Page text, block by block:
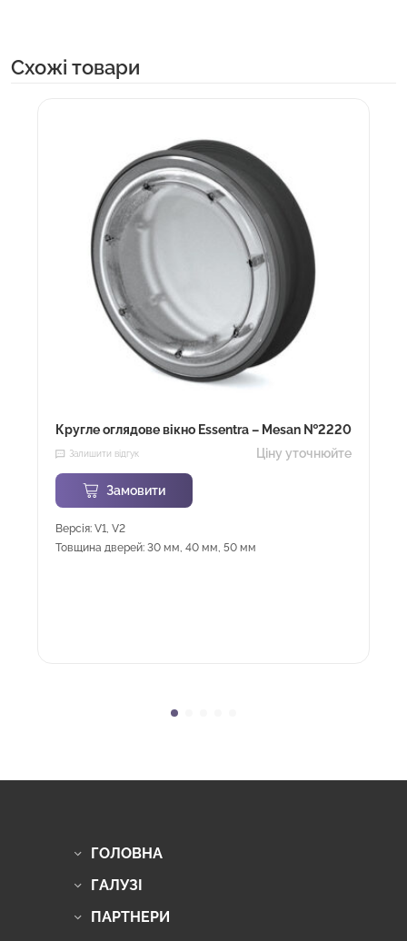
Cхожі товари
Кругле оглядове вікно Essentra – Mesan №2220
Залишити відгук Ціну уточнюйте
Замовити
Версія: V1, V2
Товщина дверей: 30 мм, 40 мм, 50 мм
ГОЛОВНА
ГАЛУЗІ
ПАРТНЕРИ